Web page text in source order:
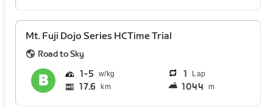
Mt. Fuji Dojo Series HCTime Trial
Road to Sky
1 5 1 Lap
17.6 km 1044 m